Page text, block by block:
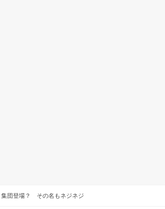
集団登場？ その名もネジネジ